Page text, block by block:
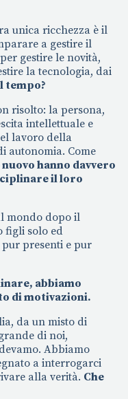
unica ricchezza è il
a gestire il
gestire le novità,
la tecnologia, dai
tempo?
risolto: la persona,
intellettuale e
lavoro della
autonomia. Come
hanno davvero
il loro
mondo dopo il
figli solo ed
presenti e pur
abbiamo
di motivazioni.
da un misto di
di noi,
Abbiamo
a interrogarci
alla verità. Che